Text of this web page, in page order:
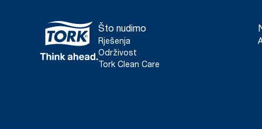
Što nudimo
Rješenja
Održivost
Tork Clean Care